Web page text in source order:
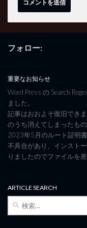
フォロー:
重要なお知らせ
Word Press の Search
ました。
記事はおおよそ復旧できま
のうち消えてしまったも
2023年5月のルート証明
不具合があり、インスト
りましたのでファイルを
ARTICLE SEARCH